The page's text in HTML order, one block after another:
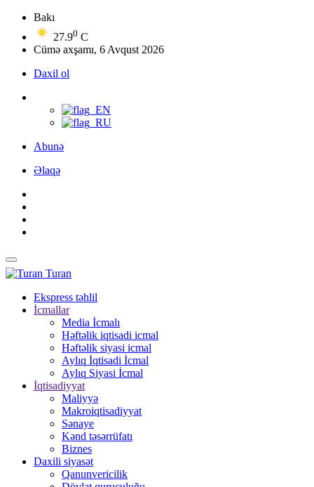
Bakı
27.90 C
Cümə axşamı, 6 Avqust 2026
Daxil ol
Abunə
Əlaqə
Turan
Ekspress təhlil
İcmallar
Media İcmalı
Həftəlik iqtisadi icmal
Həftəlik siyasi icmal
Aylıq İqtisadi İcmal
Aylıq Siyasi İcmal
İqtisadiyyat
Maliyyə
Makroiqtisadiyyat
Sənaye
Kənd təsərrüfatı
Biznes
Daxili siyasət
Qanunvericilik